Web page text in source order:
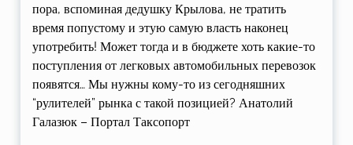
пора, вспоминая дедушку Крылова, не тратить
время попустому и этую самую власть наконец
употребить! Может тогда и в бюджете хоть какие-то
поступления от легковых автомобильных перевозок
появятся… Мы нужны кому-то из сегодняшних
“рулителей” рынка с такой позицией? Анатолий
Галазюк – Портал Таксопорт